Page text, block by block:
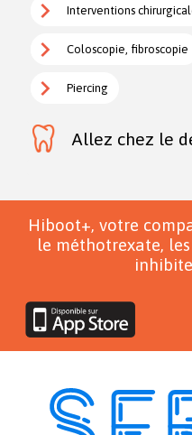
Interventions
Coloscopie, fibroscopie
Piercing
Allez chez le
Hiboot+, votre
le méthotrexate,